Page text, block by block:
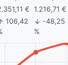
€ 1.216,71 €
106,42
-48,25
%